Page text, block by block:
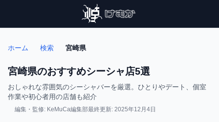
ホーム 検索 宮崎県
宮崎県のおすすめシーシャ店5選
おしゃれな雰囲気のシーシャバーを厳選。ひとりやデート、個室
作業や初心者用の店舗も紹介
編集・監修: KeMuCa編集部最終更新: 2025年12月4日